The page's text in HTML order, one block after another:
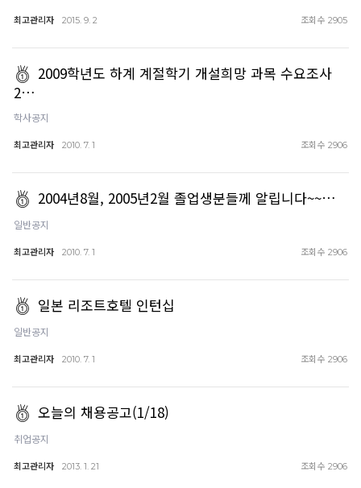
최고관리자 2015. 9. 2 조회수 2905
2009학년도 하계 계절학기 개설희망 과목 수요조사
2…
학사공지
최고관리자 2010. 7. 1 조회수 2906
2004년8월, 2005년2월 졸업생분들께 알립니다~~…
일반공지
최고관리자 2010. 7. 1 조회수 2906
일본 리조트호텔 인턴십
일반공지
최고관리자 2010. 7. 1 조회수 2906
오늘의 채용공고(1/18)
취업공지
최고관리자 2013. 1. 21 조회수 2906